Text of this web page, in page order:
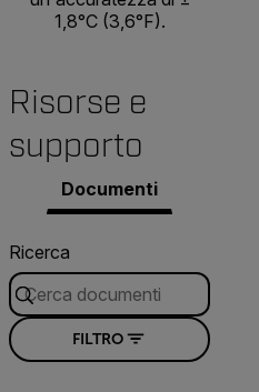
1,8°C (3,6°F).
Risorse e
supporto
Documenti
Ricerca
FILTRO